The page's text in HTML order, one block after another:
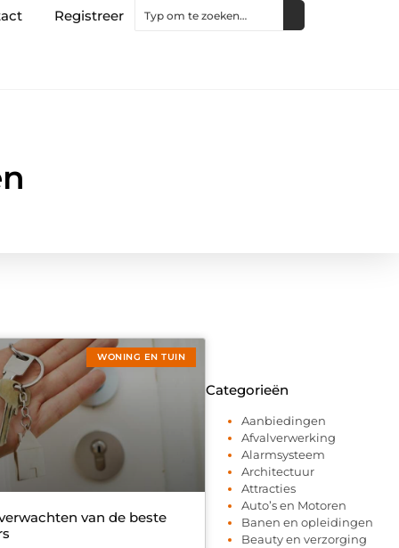
Registreer
WONING EN TUIN
van de beste
Categorieën
Aanbiedingen
Afvalverwerking
Alarmsysteem
Architectuur
Attracties
Auto’s en Motoren
Banen en opleidingen
Beauty en verzorging